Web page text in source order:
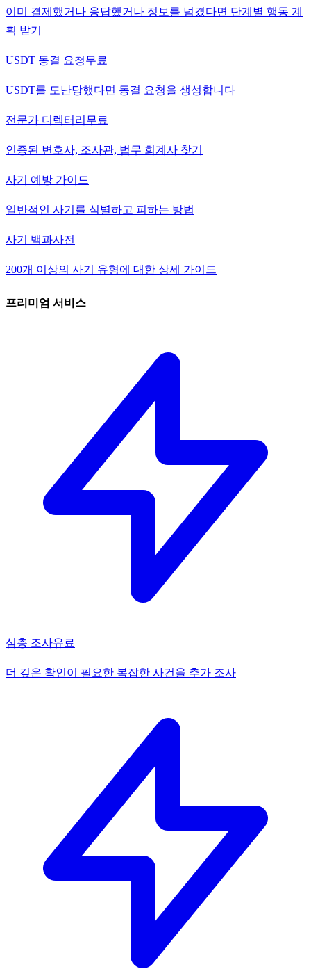
이미 결제했거나 응답했거나 정보를 넘겼다면 단계별 행동 계
획 받기
USDT 동결 요청무료
USDT를 도난당했다면 동결 요청을 생성합니다
전문가 디렉터리 무료
인증된 변호사, 조사관, 법무 회계사 찾기
사기 예방 가이드
일반적인 사기를 식별하고 피하는 방법
사기 백과사전
200개 이상의 사기 유형에 대한 상세 가이드
프리미엄 서비스
심층 조사유료
더 깊은 확인이 필요한 복잡한 사건을 추가 조사